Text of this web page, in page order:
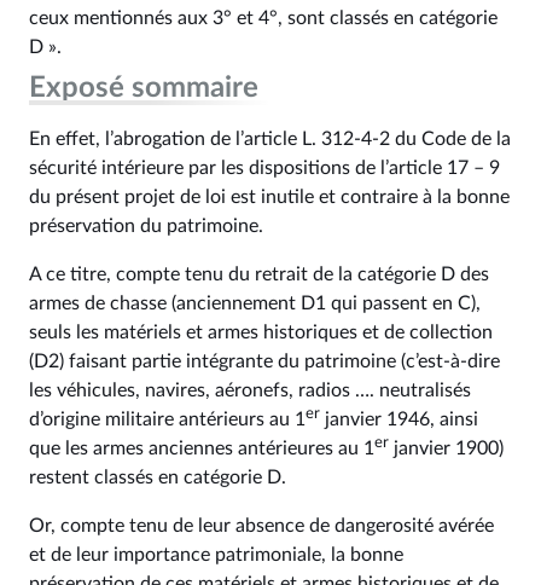
ceux mentionnés aux 3° et 4°, sont classés en catégorie
D ».
Exposé sommaire
En effet, l’abrogation de l’article L. 312‑4‑2 du Code de la
sécurité intérieure par les dispositions de l’article 17 – 9
du présent projet de loi est inutile et contraire à la bonne
préservation du patrimoine.
A ce titre, compte tenu du retrait de la catégorie D des
armes de chasse (anciennement D1 qui passent en C),
seuls les matériels et armes historiques et de collection
(D2) faisant partie intégrante du patrimoine (c’est-à-dire
les véhicules, navires, aéronefs, radios …. neutralisés
d’origine militaire antérieurs au 1 er janvier 1946, ainsi
que les armes anciennes antérieures au 1 er janvier 1900)
restent classés en catégorie D.
Or, compte tenu de leur absence de dangerosité avérée
et de leur importance patrimoniale, la bonne